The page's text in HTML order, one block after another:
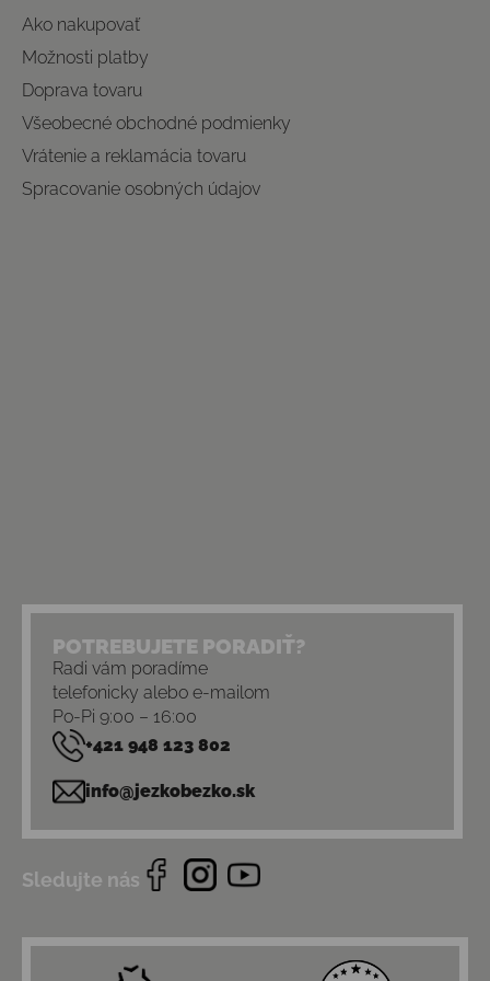
Ako nakupovať
Možnosti platby
Doprava tovaru
Všeobecné obchodné podmienky
Vrátenie a reklamácia tovaru
Spracovanie osobných údajov
POTREBUJETE PORADIŤ?
Radi vám poradíme
telefonicky alebo e-mailom
Po-Pi 9:00 – 16:00
+421 948 123 802
info@jezkobezko.sk
Sledujte nás